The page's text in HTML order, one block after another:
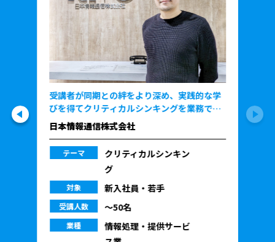
受講者が同期との絆をより深め、実践的な学
びを得てクリティカルシンキングを業務で活
用
日本情報通信株式会社
テーマ
クリティカルシンキン
グ
対象 新入社員・若手
受講人数 〜50名
業種
情報処理・提供サービ